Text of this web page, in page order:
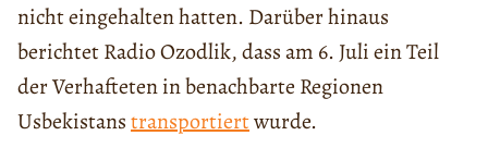
nicht eingehalten hatten. Darüber hinaus
berichtet Radio Ozodlik, dass am 6. Juli ein Teil
der Verhafteten in benachbarte Regionen
Usbekistanstransportiertwurde.